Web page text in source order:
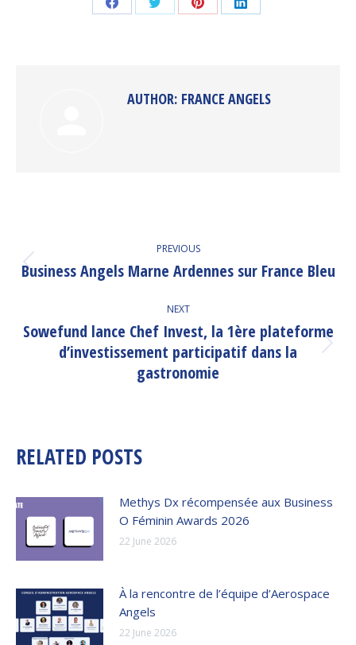
Share Share Share Share
AUTHOR: FRANCE ANGELS
NAVIGATION
PREVIOUS
Previous
Business Angels Marne Ardennes sur France Bleu
NEXT
Next
post:
Sowefund lance Chef Invest, la 1ère plateforme
d’investissement participatif dans la
gastronomie
RELATED POSTS
Methys Dx récompensée aux Business
O Féminin Awards 2026
22 June 2026
À la rencontre de l’équipe d’Aerospace
Angels
22 June 2026